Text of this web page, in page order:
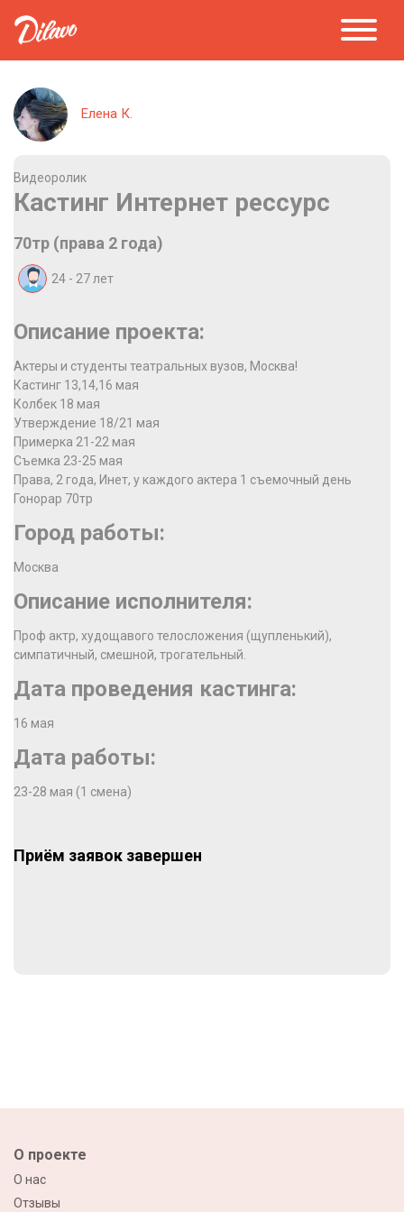
Елена К.
Видеоролик
Кастинг Интернет рессурс
70тр (права 2 года)
24 - 27 лет
Описание проекта:
Актеры и студенты театральных вузов, Москва!
Кастинг 13,14,16 мая
Колбек 18 мая
Утверждение 18/21 мая
Примерка 21-22 мая
Съемка 23-25 мая
Права, 2 года, Инет, у каждого актера 1 съемочный день
Гонорар 70тр
Город работы:
Москва
Описание исполнителя:
Проф актр, худощавого телосложения (щупленький),
симпатичный, смешной, трогательный.
Дата проведения кастинга:
16 мая
Дата работы:
23-28 мая (1 смена)
Приём заявок завершен
О проекте
О нас
Отзывы